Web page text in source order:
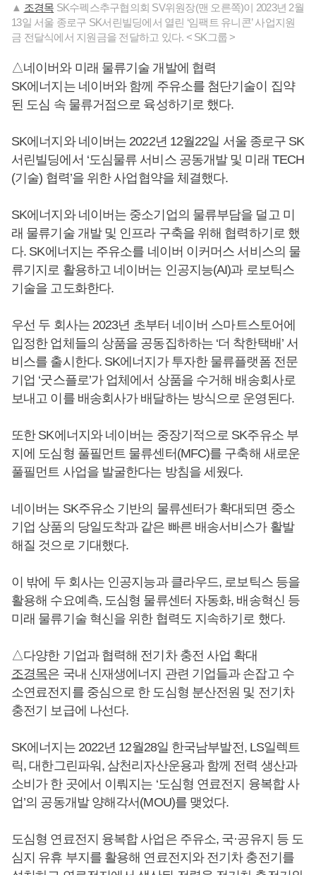
▲ 조경목 SK수펙스추구협의회 SV위원장(맨 오른쪽)이 2023년 2월
13일 서울 종로구 SK서린빌딩에서 열린 ‘임팩트 유니콘’ 사업지원
금 전달식에서 지원금을 전달하고 있다. < SK그룹 >
△네이버와 미래 물류기술 개발에 협력
SK에너지는 네이버와 함께 주유소를 첨단기술이 집약
된 도심 속 물류거점으로 육성하기로 했다.
SK에너지와 네이버는 2022년 12월22일 서울 종로구 SK
서린빌딩에서 ‘도심물류 서비스 공동개발 및 미래 TECH
(기술) 협력’을 위한 사업협약을 체결했다.
SK에너지와 네이버는 중소기업의 물류부담을 덜고 미
래 물류기술 개발 및 인프라 구축을 위해 협력하기로 했
다. SK에너지는 주유소를 네이버 이커머스 서비스의 물
류기지로 활용하고 네이버는 인공지능(AI)과 로보틱스
기술을 고도화한다.
우선 두 회사는 2023년 초부터 네이버 스마트스토어에
입정한 업체들의 상품을 공동집하하는 ‘더 착한택배’ 서
비스를 출시한다. SK에너지가 투자한 물류플랫폼 전문
기업 ‘굿스플로’가 업체에서 상품을 수거해 배송회사로
보내고 이를 배송회사가 배달하는 방식으로 운영된다.
또한 SK에너지와 네이버는 중장기적으로 SK주유소 부
지에 도심형 풀필먼트 물류센터(MFC)를 구축해 새로운
풀필먼트 사업을 발굴한다는 방침을 세웠다.
네이버는 SK주유소 기반의 물류센터가 확대되면 중소
기업 상품의 당일도착과 같은 빠른 배송서비스가 활발
해질 것으로 기대했다.
이 밖에 두 회사는 인공지능과 클라우드, 로보틱스 등을
활용해 수요예측, 도심형 물류센터 자동화, 배송혁신 등
미래 물류기술 혁신을 위한 협력도 지속하기로 했다.
△다양한 기업과 협력해 전기차 충전 사업 확대
조경목은 국내 신재생에너지 관련 기업들과 손잡고 수
소연료전지를 중심으로 한 도심형 분산전원 및 전기차
충전기 보급에 나선다.
SK에너지는 2022년 12월28일 한국남부발전, LS일렉트
릭, 대한그린파워, 삼천리자산운용과 함께 전력 생산과
소비가 한 곳에서 이뤄지는 ‘도심형 연료전지 융복합 사
업’의 공동개발 양해각서(MOU)를 맺었다.
도심형 연료전지 융복합 사업은 주유소, 국·공유지 등 도
심지 유휴 부지를 활용해 연료전지와 전기차 충전기를